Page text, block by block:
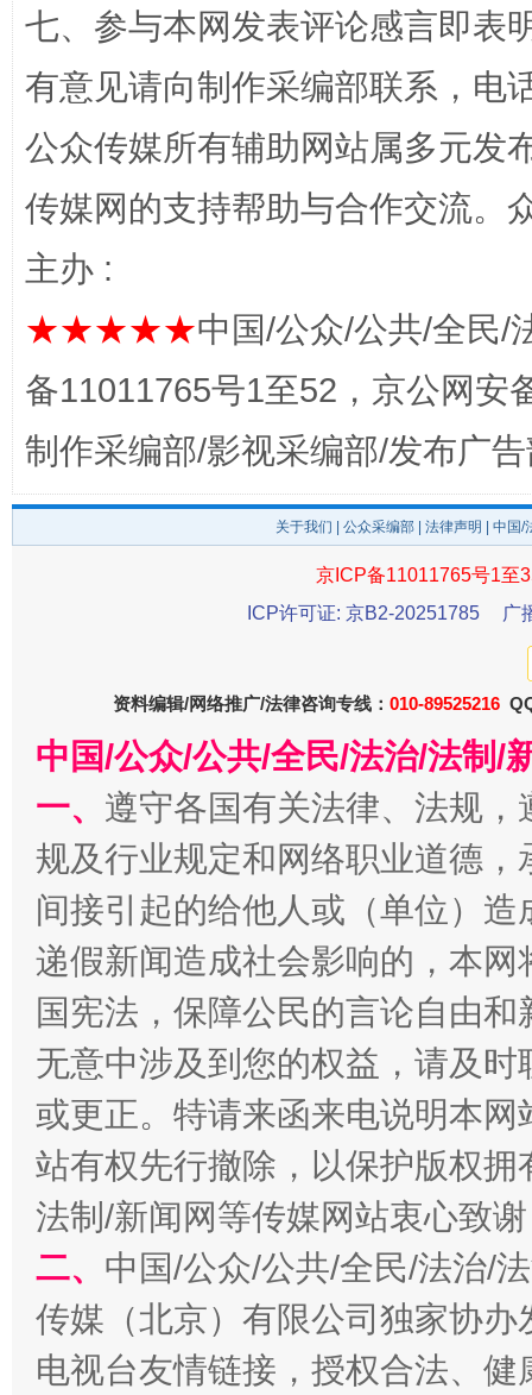
“蜀中异人”王建安的艺术幻境
完善运行机制助力责任有效落实 一纸欠
千年窑火 生生不息 一
揭开“小金库”的免责幌子
七、参与本网发表评论感言即表
有意见请向制作采编部联系，电
公众传媒所有辅助网站属多元发
传媒网的支持帮助与合作交流。
主办 :
★★★★★中国/公众/公共/全民/
备11011765号1至52，京公网安
制作采编部/影视采编部/发布广
关于我们 公众采编部 法律声明 | 中国
京ICP备11011765号1至
ICP许可证: 京B2-20251785
广
资料编辑/网络推广/法律咨询专线： 010-89525216
中国/公众/公共/全民/法治/法制/
一、 遵守各国有关法律、法规
规及行业规定和网络职业道德
间接引起的给他人或（单位）
递假新闻造成社会影响的，本
国宪法，保障公民的言论自由
无意中涉及到您的权益，请及
或更正。特请来函来电说明本
站有权先行撤除，以保护版权
法制/新闻网等传媒网站衷心致
二、 中国/公众/公共/全民/法治/
传媒（北京）有限公司独家协
电视台友情链接，授权合法、